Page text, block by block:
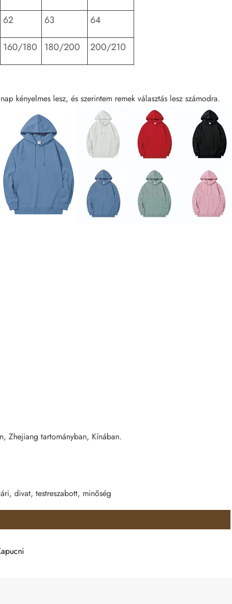
62 63 64
160/180 180/200 200/210
kényelmes lesz, és szerintem remek választás lesz számodra.
Zhejiang tartományban, Kínában.
divat, testreszabott, minőség